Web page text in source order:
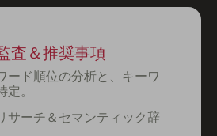
査＆推奨事項
ード順位の分析と、キーワ
。
サーチ＆セマンティック辞